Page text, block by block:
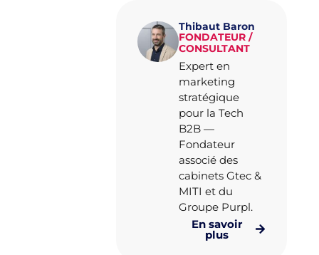
Thibaut Baron
FONDATEUR /
CONSULTANT
Expert en
marketing
stratégique
pour la Tech
B2B —
Fondateur
associé des
cabinets Gtec &
MITI et du
Groupe Purpl.
En savoir
plus